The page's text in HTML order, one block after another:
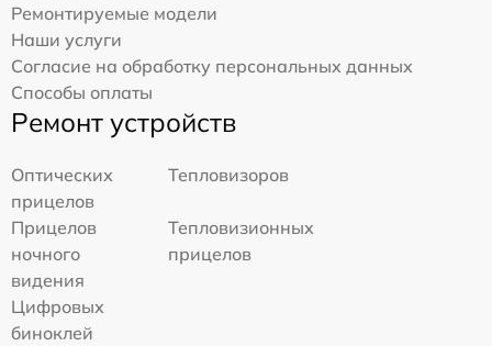
Ремонтируемые модели
Наши услуги
Согласие на обработку персональных данных
Способы оплаты
Ремонт устройств
Оптических
прицелов
Тепловизоров
Прицелов
ночного
видения
Тепловизионных
прицелов
Цифровых
биноклей